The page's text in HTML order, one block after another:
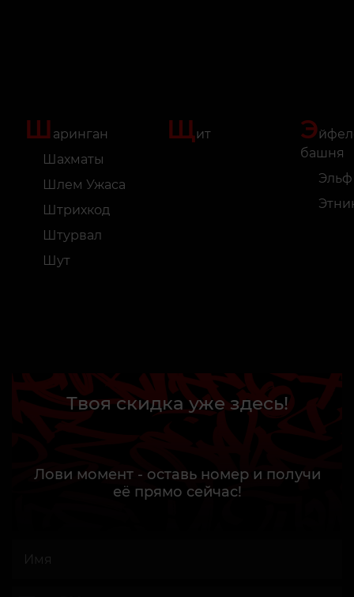
Ш аринган
Шахматы
Шлем Ужаса
Штрихкод
Штурвал
Шут
Щит Э
башня
Эльф
Твоя скидка уже здесь!
Лови момент - оставь номер и получи
её прямо сейчас!